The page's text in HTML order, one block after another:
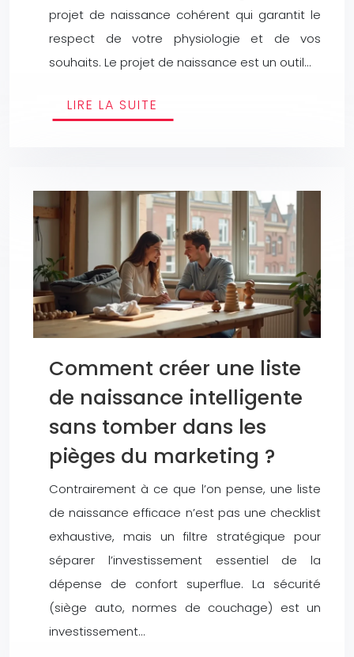
projet de naissance cohérent qui garantit le
respect de votre physiologie et de vos
souhaits. Le projet de naissance est un outil…
LIRE LA SUITE
Comment créer une liste
de naissance intelligente
sans tomber dans les
pièges du marketing ?
Contrairement à ce que l’on pense, une liste
de naissance efficace n’est pas une checklist
exhaustive, mais un filtre stratégique pour
séparer l’investissement essentiel de la
dépense de confort superflue. La sécurité
(siège auto, normes de couchage) est un
investissement…